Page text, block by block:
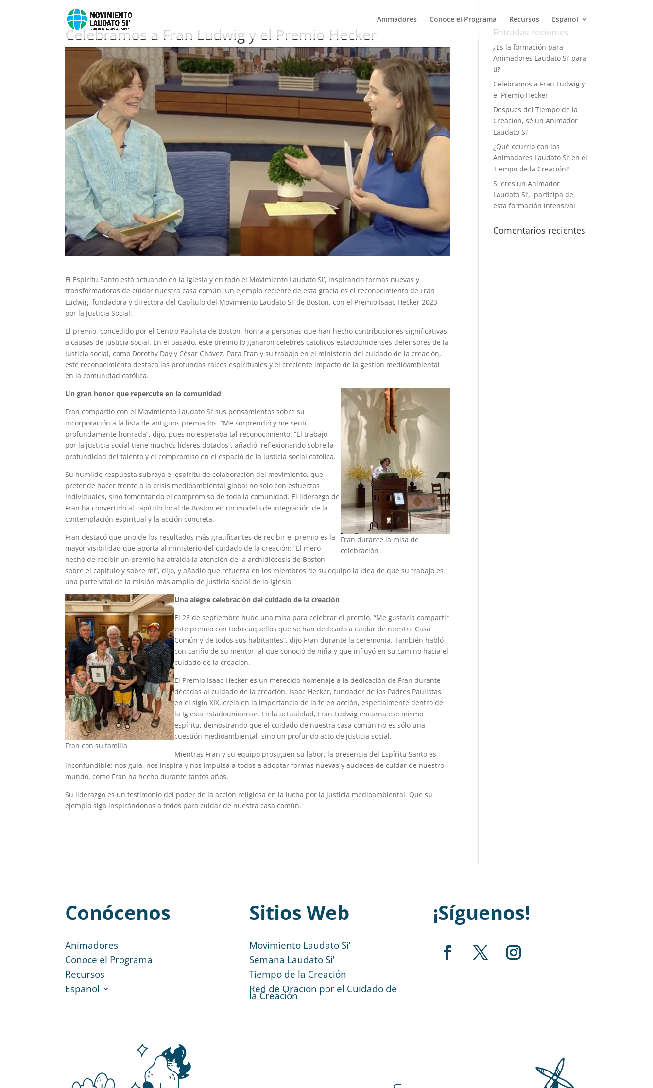
Animadores Conoce el Programa Recursos Español
Celebramos a Fran Ludwig y el Premio Hecker
El Espíritu Santo está actuando en la Iglesia y en todo el Movimiento Laudato Si’, inspirando formas nuevas y
transformadoras de cuidar nuestra casa común. Un ejemplo reciente de esta gracia es el reconocimiento de Fran
Ludwig, fundadora y directora del Capítulo del Movimiento Laudato Si’ de Boston, con el Premio Isaac Hecker 2023
por la Justicia Social.
El premio, concedido por el Centro Paulista de Boston, honra a personas que han hecho contribuciones significativas
a causas de justicia social. En el pasado, este premio lo ganaron célebres católicos estadounidenses defensores de la
justicia social, como Dorothy Day y César Chávez. Para Fran y su trabajo en el ministerio del cuidado de la creación,
este reconocimiento destaca las profundas raíces espirituales y el creciente impacto de la gestión medioambiental
en la comunidad católica.
Fran durante la misa de
celebración
Un gran honor que repercute en la comunidad
Fran compartió con el Movimiento Laudato Si’ sus pensamientos sobre su
incorporación a la lista de antiguos premiados. “Me sorprendió y me sentí
profundamente honrada”, dijo, pues no esperaba tal reconocimiento. “El trabajo
por la justicia social tiene muchos líderes dotados”, añadió, reflexionando sobre la
profundidad del talento y el compromiso en el espacio de la justicia social católica.
Su humilde respuesta subraya el espíritu de colaboración del movimiento, que
pretende hacer frente a la crisis medioambiental global no sólo con esfuerzos
individuales, sino fomentando el compromiso de toda la comunidad. El liderazgo de
Fran ha convertido al capítulo local de Boston en un modelo de integración de la
contemplación espiritual y la acción concreta.
Fran destacó que uno de los resultados más gratificantes de recibir el premio es la
mayor visibilidad que aporta al ministerio del cuidado de la creación: “El mero
hecho de recibir un premio ha atraído la atención de la archidiócesis de Boston
sobre el capítulo y sobre mí”, dijo, y añadió que refuerza en los miembros de su equipo la idea de que su trabajo es
una parte vital de la misión más amplia de justicia social de la Iglesia.
Fran con su familia
Una alegre celebración del cuidado de la creación
El 28 de septiembre hubo una misa para celebrar el premio. “Me gustaría compartir
este premio con todos aquellos que se han dedicado a cuidar de nuestra Casa
Común y de todos sus habitantes”, dijo Fran durante la ceremonia. También habló
con cariño de su mentor, al que conoció de niña y que influyó en su camino hacia el
cuidado de la creación.
El Premio Isaac Hecker es un merecido homenaje a la dedicación de Fran durante
décadas al cuidado de la creación. Isaac Hecker, fundador de los Padres Paulistas
en el siglo XIX, creía en la importancia de la fe en acción, especialmente dentro de
la Iglesia estadounidense. En la actualidad, Fran Ludwig encarna ese mismo
espíritu, demostrando que el cuidado de nuestra casa común no es sólo una
cuestión medioambiental, sino un profundo acto de justicia social.
Mientras Fran y su equipo prosiguen su labor, la presencia del Espíritu Santo es
inconfundible: nos guía, nos inspira y nos impulsa a todos a adoptar formas nuevas y audaces de cuidar de nuestro
mundo, como Fran ha hecho durante tantos años.
Su liderazgo es un testimonio del poder de la acción religiosa en la lucha por la justicia medioambiental. Que su
ejemplo siga inspirándonos a todos para cuidar de nuestra casa común.
Entradas recientes
¿Es la formación para
Animadores Laudato Si’ para
ti?
Celebramos a Fran Ludwig y
el Premio Hecker
Después del Tiempo de la
Creación, sé un Animador
Laudato Si’
¿Qué ocurrió con los
Animadores Laudato Si’ en el
Tiempo de la Creación?
Si eres un Animador
Laudato Si’, ¡participa de
esta formación intensiva!
Comentarios recientes
Conócenos
Animadores
Conoce el Programa
Recursos
Español
Sitios Web
Movimiento Laudato Si’
Semana Laudato Si’
Tiempo de la Creación
Red de Oración por el Cuidado de
la Creación
¡Síguenos!